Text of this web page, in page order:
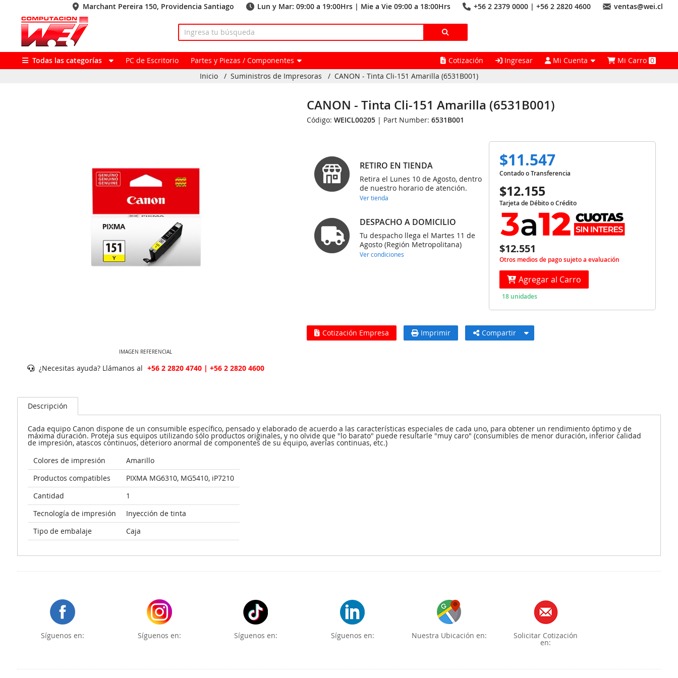
Marchant Pereira 150, Providencia Santiago Lun y Mar: 09:00 a 19:00Hrs | Mie a Vie 09:00 a 18:00Hrs +56 2 2379 0000 | +56 2 2820 4600 ventas@wei.cl
Todas las categorías PC de Escritorio Partes y Piezas / Componentes Cotización Ingresar Mi Cuenta Mi Carro0
Inicio
/ Suministros de Impresoras / CANON - Tinta Cli-151 Amarilla (6531B001)
IMAGEN REFERENCIAL
¿Necesitas ayuda? Llámanos al +56 2 2820 4740 | +56 2 2820 4600
CANON - Tinta Cli-151 Amarilla (6531B001)
Código:WEICL00205 | Part Number:6531B001
RETIRO EN TIENDA
Retira el Lunes 10 de Agosto, dentro
de nuestro horario de atención.
Ver tienda
DESPACHO A DOMICILIO
Tu despacho llega el Martes 11 de
Agosto (Región Metropolitana)
Ver condiciones
$11.547
Contado o Transferencia
$12.155
Tarjeta de Débito o Crédito
$12.551
Otros medios de pago sujeto a evaluación
Agregar al Carro
18 unidades
Cotización Empresa Imprimir Compartir
Descripción
Cada equipo Canon dispone de un consumible específico, pensado y elaborado de acuerdo a las características especiales de cada uno, para obtener un rendimiento óptimo y de
máxima duración. Proteja sus equipos utilizando sólo productos originales, y no olvide que "lo barato" puede resultarle "muy caro" (consumibles de menor duración, inferior calidad
de impresión, atascos continuos, deterioro anormal de componentes de su equipo, averías continuas, etc.)
Colores de impresión
Amarillo
Productos compatibles
PIXMA MG6310, MG5410, iP7210
Cantidad
1
Tecnología de impresión
Inyección de tinta
Tipo de embalaje
Caja
Síguenos en: Síguenos en: Síguenos en: Síguenos en: Nuestra Ubicación en: Solicitar Cotización
en: